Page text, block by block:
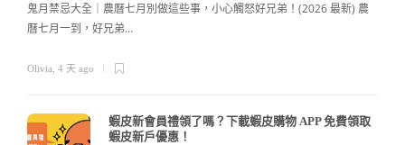
鬼月禁忌大全｜農曆七月別做這些事，小心觸怒好兄弟！(2026 最新) 農
曆七月一到，好兄弟…
Olivia 4 天 ago
蝦皮新會員禮領了嗎？下載蝦皮購物 APP 免費領取
蝦皮新戶優惠！